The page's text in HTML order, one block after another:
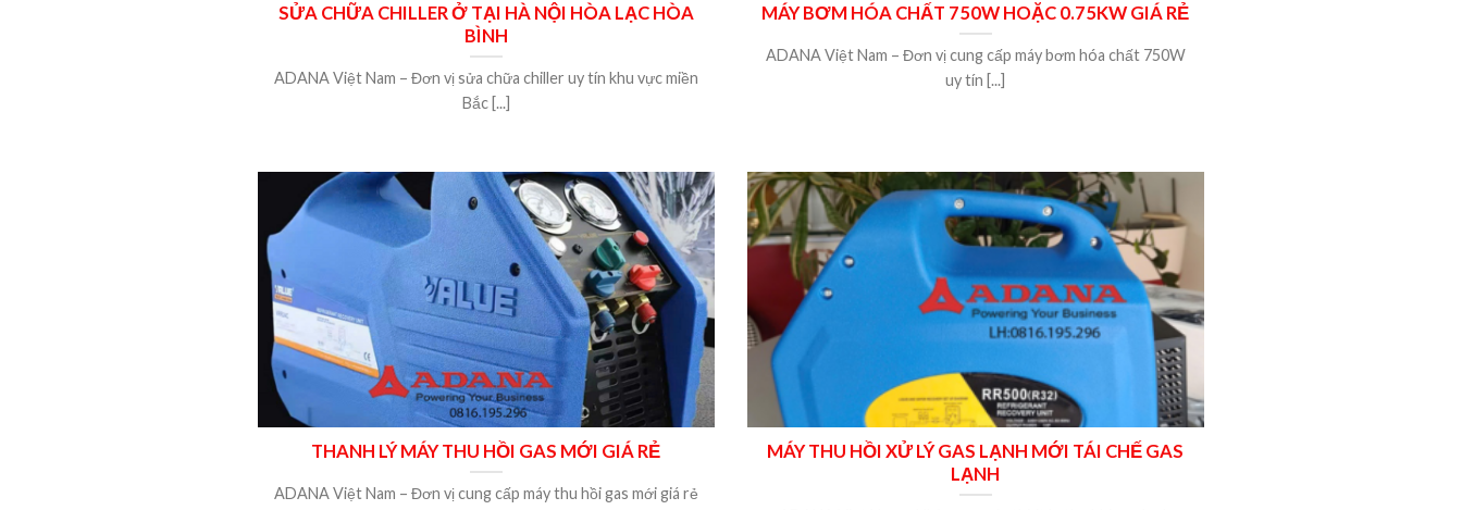
SỬA CHỮA CHILLER Ở TẠI HÀ NỘI HÒA LẠC HÒA
BÌNH
ADANA Việt Nam – Đơn vị sửa chữa chiller uy tín khu vực miền
Bắc [...]
MÁY BƠM HÓA CHẤT 750W HOẶC 0.75KW GIÁ RẺ
ADANA Việt Nam – Đơn vị cung cấp máy bơm hóa chất 750W
uy tín [...]
THANH LÝ MÁY THU HỒI GAS MỚI GIÁ RẺ
ADANA Việt Nam – Đơn vị cung cấp máy thu hồi gas mới giá rẻ
MÁY THU HỒI XỬ LÝ GAS LẠNH MỚI TÁI CHẾ GAS
LẠNH